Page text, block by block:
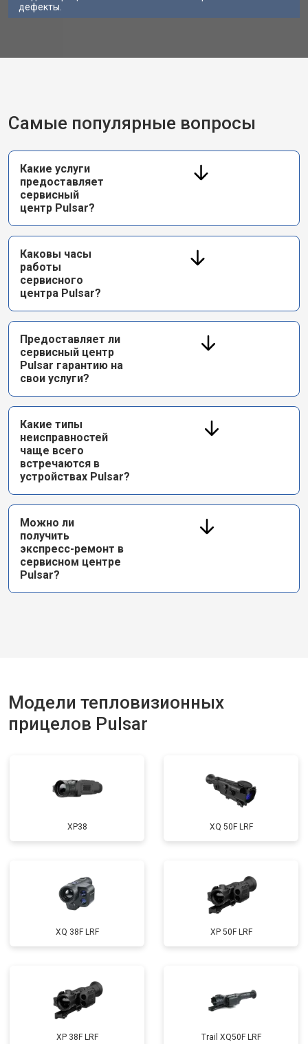
дефекты.
Самые популярные вопросы
Какие услуги
предоставляет
сервисный
центр Pulsar?
Каковы часы
работы
сервисного
центра Pulsar?
Предоставляет ли
сервисный центр
Pulsar гарантию на
свои услуги?
Какие типы
неисправностей
чаще всего
встречаются в
устройствах Pulsar?
Можно ли
получить
экспресс-ремонт в
сервисном центре
Pulsar?
Модели тепловизионных
прицелов Pulsar
XP38 XQ 50F LRF
XQ 38F LRF XP 50F LRF
XP 38F LRF Trail XQ50F LRF